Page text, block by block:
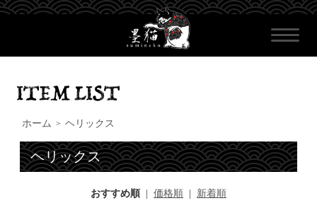
ホーム > ヘリックス
ヘリックス
おすすめ順 価格順 新着順